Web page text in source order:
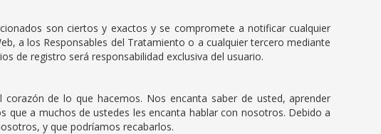
son ciertos y exactos y se compromete a notificar cualquier
a los Responsables del Tratamiento o a cualquier tercero mediante
de registro será responsabilidad exclusiva del usuario.
de lo que hacemos. Nos encanta saber de usted, aprender
a muchos de ustedes les encanta hablar con nosotros. Debido a
y que podríamos recabarlos.